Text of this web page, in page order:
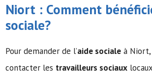
Niort : Comment
sociale?
Pour demander de l’aide sociale à Niort,
contacter les travailleurs sociaux